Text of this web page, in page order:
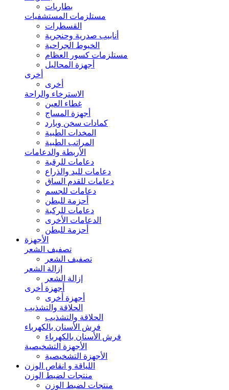
بطاريات
مستلزمات المستشفيات
القسطرات
أنابيب صدرية وحنجرية
الخيوط الجراحية
مستلزمات كسور العظام
أجهزة المحاليل
أخرى
أخرى
الاسترخاء والراحة
غطاء العين
أجهزة المساج
كمادات سخن وبارد
المخدات الطبية
المراتب الطبية
الأربطة والدعامات
دعامات للرقبة
دعامات لليد والذراع
دعامات للقدم الساق
دعامات للجسم
أحزمة للبطن
دعامات للركبة
الدعامات الأخرى
أحزمة للبطن
الأجهزة
تصفيف الشعر
تصفيف الشعر
إزالة الشعر
إزالة الشعر
أجهزة أخرى
أجهزة أخرى
الحلاقة والتشذيب
الحلاقة والتشذيب
فرش الأسنان بالكهرباء
فرش الأسنان بالكهرباء
الأجهزة التشخيصية
الأجهزة التشخيصية
اللياقة و انقاص الوزن
منتجات لضبط الوزن
منتجات لضبط الوزن